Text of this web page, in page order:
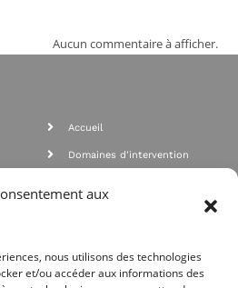
aux
nous utilisons des technologies
et/ou accéder aux informations des
Aucun commentaire à afficher.
Accueil
Domaines d'intervention